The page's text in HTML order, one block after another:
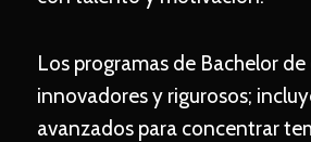
Los programas de Bachelor
innovadores y rigurosos;
avanzados para concentrar